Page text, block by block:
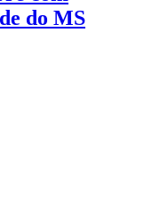
do MS